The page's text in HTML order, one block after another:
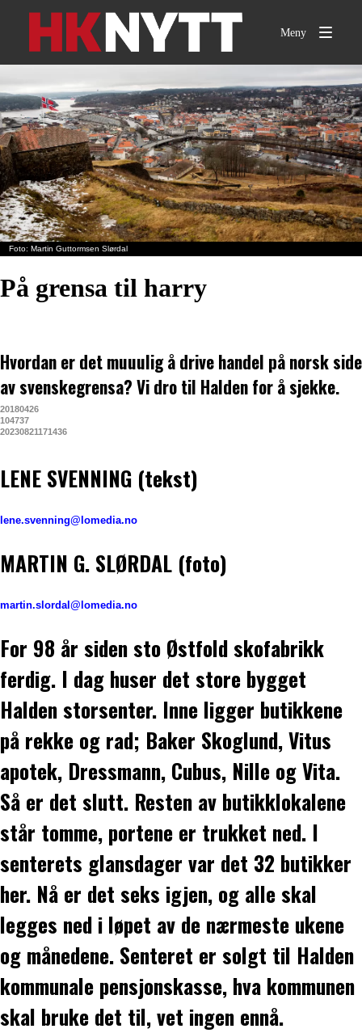
Meny
Martin Guttormsen Slørdal
På grensa til harry
Hvordan er det muuulig å drive handel på norsk side
av svenskegrensa? Vi dro til Halden for å sjekke.
20180426
104737
20230821171436
LENE SVENNING (tekst)
lene.svenning@lomedia.no
MARTIN G. SLØRDAL (foto)
martin.slordal@lomedia.no
For 98 år siden sto Østfold skofabrikk
ferdig. I dag huser det store bygget
Halden storsenter. Inne ligger butikkene
på rekke og rad; Baker Skoglund, Vitus
apotek, Dressmann, Cubus, Nille og Vita.
Så er det slutt. Resten av butikklokalene
står tomme, portene er trukket ned. I
senterets glansdager var det 32 butikker
her. Nå er det seks igjen, og alle skal
legges ned i løpet av de nærmeste ukene
og månedene. Senteret er solgt til Halden
kommunale pensjonskasse, hva kommunen
skal bruke det til, vet ingen ennå.